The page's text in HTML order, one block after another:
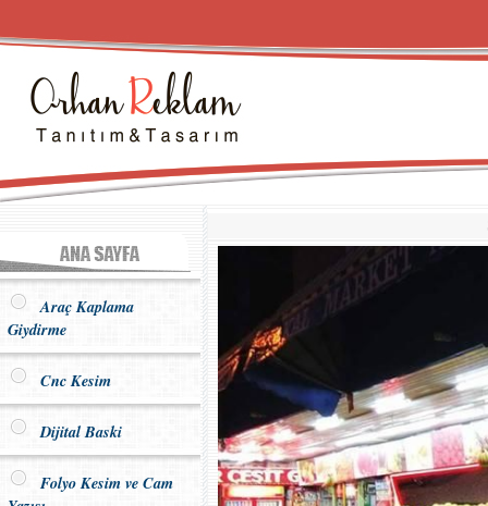
Araç Kaplama
Giydirme
Cnc Kesim
Dijital Baski
Folyo Kesim ve Cam